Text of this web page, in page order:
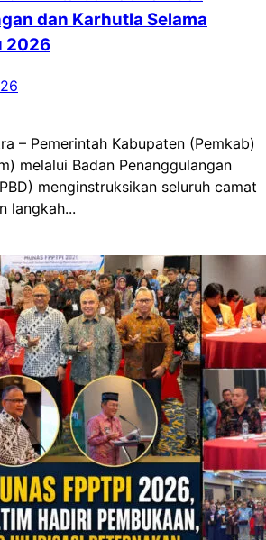
dan Karhutla Selama
2026
– Pemerintah Kabupaten (Pemkab)
melalui Badan Penanggulangan
menginstruksikan seluruh camat
langkah...